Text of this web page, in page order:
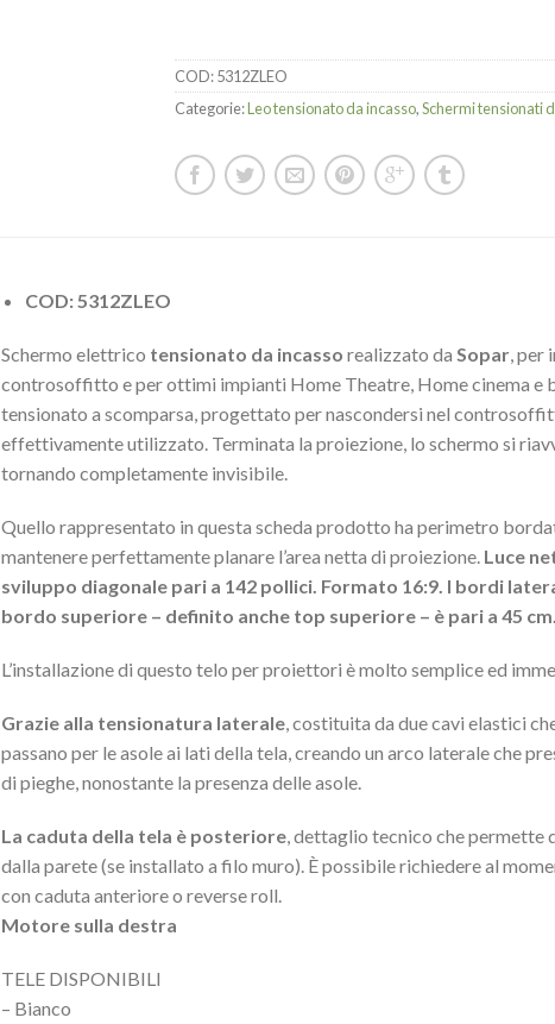
COD:5312ZLEO
Categorie:Leo tensionato da incasso,Schermi tensionati
COD: 5312ZLEO
Schermo elettrico tensionato da incasso realizzato da Sopar, per
controsoffitto e per ottimi impianti Home Theatre, Home cinema e
tensionato a scomparsa, progettato per nascondersi nel
effettivamente utilizzato. Terminata la proiezione, lo schermo si
tornando completamente invisibile.
Quello rappresentato in questa scheda prodotto ha perimetro
mantenere perfettamente planare l’area netta di proiezione. Luce
sviluppo diagonale pari a 142 pollici. Formato 16:9. I bordi
bordo superiore – definito anche top superiore – è pari a 45 cm.
L’installazione di questo telo per proiettori è molto semplice ed
Grazie alla tensionatura laterale, costituita da due cavi elastici
passano per le asole ai lati della tela, creando un arco laterale che
di pieghe, nonostante la presenza delle asole.
La caduta della tela è posteriore, dettaglio tecnico che permette
dalla parete (se installato a filo muro). È possibile richiedere al
con caduta anteriore o reverse roll.
Motore sulla destra
TELE DISPONIBILI
– Bianco